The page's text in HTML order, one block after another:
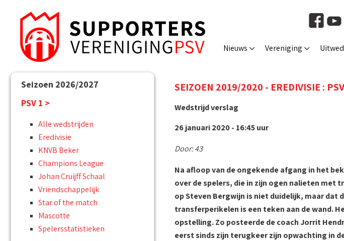
Nieuws Vereniging
Seizoen 2026/2027
PSV 1 >
Alle wedstrijden
Eredivisie
KNVB Beker
Champions League
Johan Cruijff Schaal
Vriendschappelijk
Star of the match
Mascotte
Spelersstatistieken
SEIZOEN 2019/2020 - EREDIVISIE :
Wedstrijd verslag
26 januari 2020 - 16:45 uur
Door: 43
Na afloop van de ongekende afgang in het
over de spelers, die in zijn ogen nalieten met
op Steven Bergwijn is niet duidelijk, maar
transferperikelen is een teken aan de wand.
opstelling. Zo posteerde de coach Jorrit
eerst sinds zijn terugkeer zijn opwachting in